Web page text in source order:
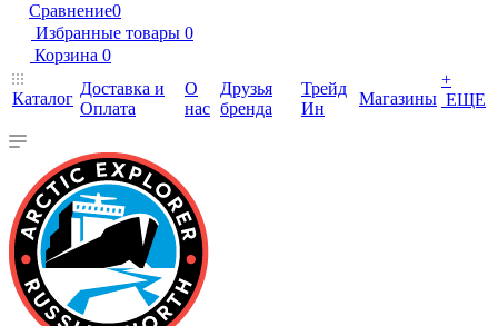
Сравнение0
Избранные товары 0
Корзина 0
Каталог
Доставка и
Оплата
О
нас
Друзья
бренда
Трейд
Ин
Магазины
+
ЕЩЕ